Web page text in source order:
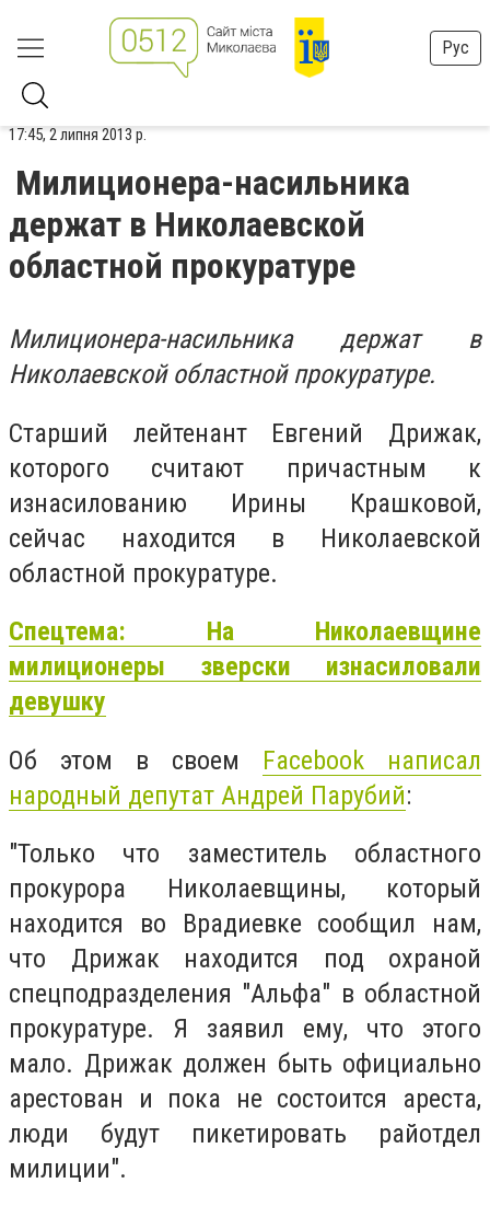
Рус
17:45, 2 липня 2013 р.
Милиционера-насильника
держат в Николаевской
областной прокуратуре
Милиционера-насильника держат в
Николаевской областной прокуратуре.
Старший лейтенант Евгений Дрижак,
которого считают причастным к
изнасилованию Ирины Крашковой,
сейчас находится в Николаевской
областной прокуратуре.
Спецтема: На Николаевщине
милиционеры зверски изнасиловали
девушку
Об этом в своем Facebook написал
народный депутат Андрей Парубий:
"Только что заместитель областного
прокурора Николаевщины, который
находится во Врадиевке сообщил нам,
что Дрижак находится под охраной
спецподразделения "Альфа" в областной
прокуратуре. Я заявил ему, что этого
мало. Дрижак должен быть официально
арестован и пока не состоится ареста,
люди будут пикетировать райотдел
милиции".